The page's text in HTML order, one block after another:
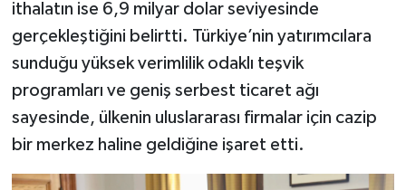
ithalatın ise 6,9 milyar dolar seviyesinde
gerçekleştiğini belirtti. Türkiye’nin yatırımcılara
sunduğu yüksek verimlilik odaklı teşvik
programları ve geniş serbest ticaret ağı
sayesinde, ülkenin uluslararası firmalar için cazip
bir merkez haline geldiğine işaret etti.